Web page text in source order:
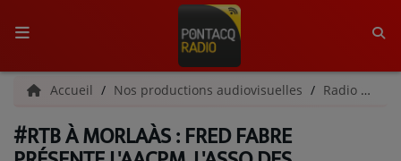
ACCUEIL
RADIO
Accueil Nos productions audiovisuelles Radio Tour du Béarn
#RTB À MORLAÀS : FRED FABRE